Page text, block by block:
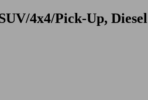
4x4/Pick-Up, Diesel